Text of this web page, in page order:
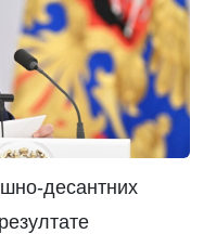
десантних